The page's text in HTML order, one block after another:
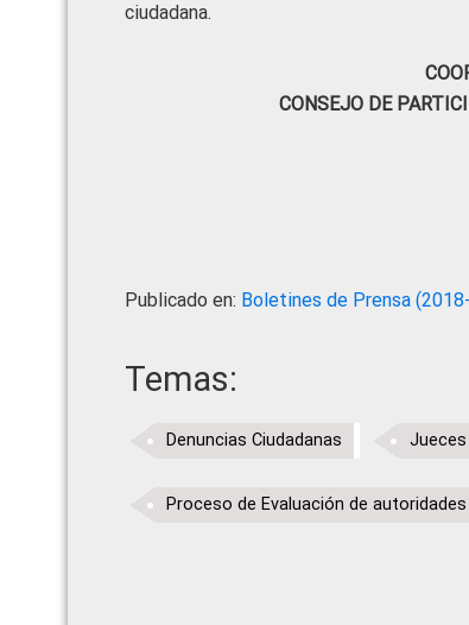
ciudadana.
CONSEJO DE
Publicado en: Boletines de Prensa
Temas:
Denuncias Ciudadanas
Proceso de Evaluación de autoridades